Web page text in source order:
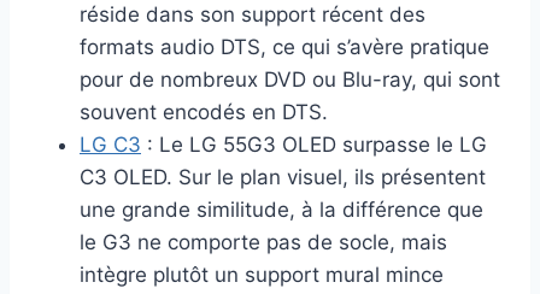
réside dans son support récent des
formats audio DTS, ce qui s’avère pratique
pour de nombreux DVD ou Blu-ray, qui sont
souvent encodés en DTS.
LG C3 : Le LG 55G3 OLED surpasse le LG
C3 OLED. Sur le plan visuel, ils présentent
une grande similitude, à la différence que
le G3 ne comporte pas de socle, mais
intègre plutôt un support mural mince